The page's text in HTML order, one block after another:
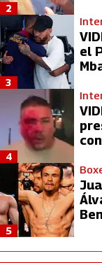
2
el
3
4
5